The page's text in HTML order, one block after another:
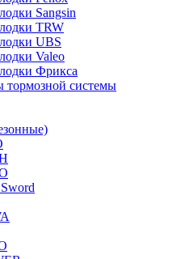
Sangsin
TRW
UBS
Valeo
Фрикса
тормозной системы